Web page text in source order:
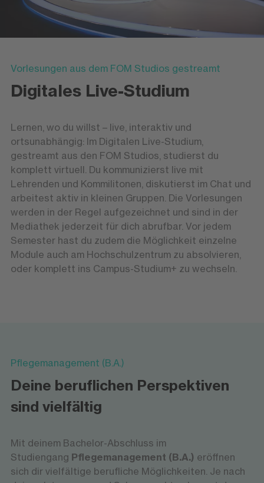
Vorlesungen aus dem FOM Studios gestreamt
Digitales Live-Studium
Lernen, wo du willst – live, interaktiv und
ortsunabhängig: Im Digitalen Live-Studium,
gestreamt aus den FOM Studios, studierst du
komplett virtuell. Du kommunizierst live mit
Lehrenden und Kommilitonen, diskutierst im Chat und
arbeitest aktiv in kleinen Gruppen. Die Vorlesungen
werden in der Regel aufgezeichnet und sind in der
Mediathek jederzeit für dich abrufbar. Vor jedem
Semester hast du zudem die Möglichkeit einzelne
Module auch am Hochschulzentrum zu absolvieren,
oder komplett ins Campus-Studium+ zu wechseln.
Pflegemanagement (B.A.)
Deine beruflichen Perspektiven
sind vielfältig
Mit deinem Bachelor-Abschluss im
Studiengang Pflegemanagement (B.A.) eröffnen
sich dir vielfältige berufliche Möglichkeiten. Je nach